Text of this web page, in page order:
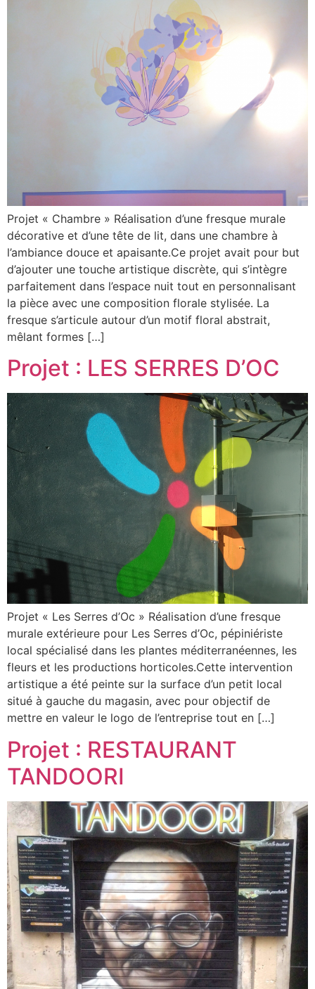
Projet « Chambre » Réalisation d’une fresque murale
décorative et d’une tête de lit, dans une chambre à
l’ambiance douce et apaisante.Ce projet avait pour but
d’ajouter une touche artistique discrète, qui s’intègre
parfaitement dans l’espace nuit tout en personnalisant
la pièce avec une composition florale stylisée. La
fresque s’articule autour d’un motif floral abstrait,
mêlant formes […]
Projet : LES SERRES D’OC
Projet « Les Serres d’Oc » Réalisation d’une fresque
murale extérieure pour Les Serres d’Oc, pépiniériste
local spécialisé dans les plantes méditerranéennes, les
fleurs et les productions horticoles.Cette intervention
artistique a été peinte sur la surface d’un petit local
situé à gauche du magasin, avec pour objectif de
mettre en valeur le logo de l’entreprise tout en […]
Projet : RESTAURANT
TANDOORI